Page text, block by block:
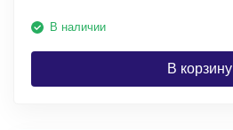
В наличии
В корзину